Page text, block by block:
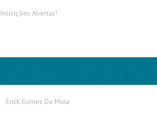
Inscrições Abertas!
Erick Gomes Da Mota